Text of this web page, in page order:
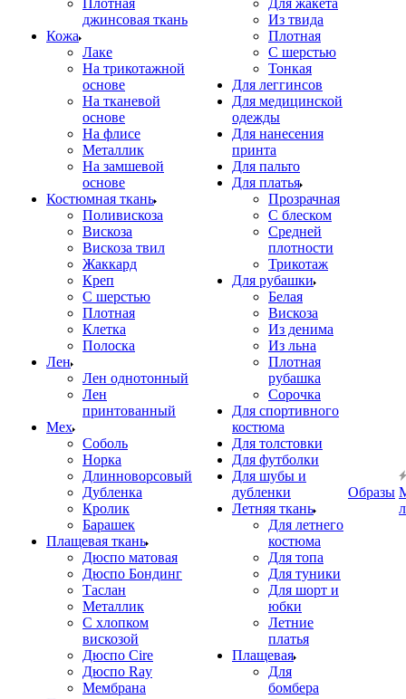
Плотная
джинсовая ткань
Кожа
Лаке
На трикотажной
основе
На тканевой
основе
На флисе
Металлик
На замшевой
основе
Костюмная ткань
Поливискоза
Вискоза
Вискоза твил
Жаккард
Креп
С шерстью
Плотная
Клетка
Полоска
Лен
Лен однотонный
Лен
принтованный
Мех
Соболь
Норка
Длинноворсовый
Дубленка
Кролик
Барашек
Плащевая ткань
Дюспо матовая
Дюспо Бондинг
Таслан
Металлик
С хлопком
вискозой
Дюспо Cire
Дюспо Ray
Мембрана
Для жакета
Из твида
Плотная
С шерстью
Тонкая
Для леггинсов
Для медицинской
одежды
Для нанесения
принта
Для пальто
Для платья
Прозрачная
С блеском
Средней
плотности
Трикотаж
Для рубашки
Белая
Вискоза
Из денима
Из льна
Плотная
рубашка
Сорочка
Для спортивного
костюма
Для толстовки
Для футболки
Для шубы и
дубленки
Летняя ткань
Для летнего
костюма
Для топа
Для туники
Для шорт и
юбки
Летние
платья
Плащевая
Для
бомбера
Образы